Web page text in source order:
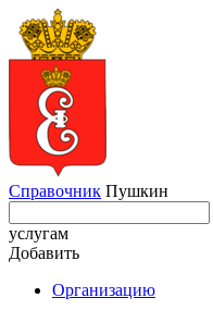
Справочник Пушкин
услугам
Добавить
Организацию